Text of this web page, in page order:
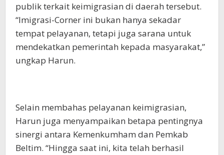
publik terkait keimigrasian di daerah tersebut.
“Imigrasi-Corner ini bukan hanya sekadar
tempat pelayanan, tetapi juga sarana untuk
mendekatkan pemerintah kepada masyarakat,”
ungkap Harun.
Selain membahas pelayanan keimigrasian,
Harun juga menyampaikan betapa pentingnya
sinergi antara Kemenkumham dan Pemkab
Beltim. “Hingga saat ini, kita telah berhasil